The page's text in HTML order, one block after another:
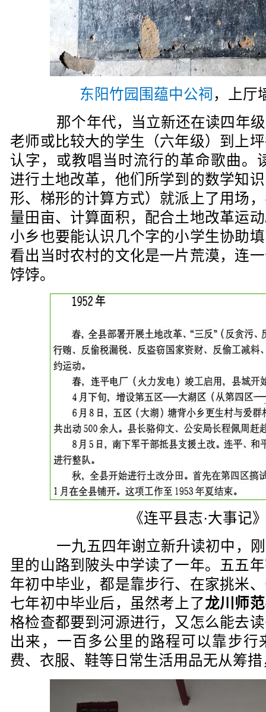
东阳竹园围蕴中公祠 ，上厅
那个年代，当立新还在读四年级
老师或比较大的学生（六年级）到上
认字，或教唱当时流行的革命歌曲。
进行土地改革，他们所学到的数学知
形、梯形的计算方式）就派上了用场
量田亩、计算面积，配合土地改革运
小乡也要能认识几个字的小学生协助
看出当时农村的文化是一片荒漠，连
饽饽。
《连平县志·大事记
一九五四年谢立新升读初中，刚
里的山路到陂头中学读了一年。五五
年初中毕业，都是靠步行、在家挑米
七年初中毕业后，虽然考上了龙川师
格检查都要到河源进行，又怎么能去
出来，一百多公里的路程可以靠步行
费、衣服、鞋等日常生活用品无从筹